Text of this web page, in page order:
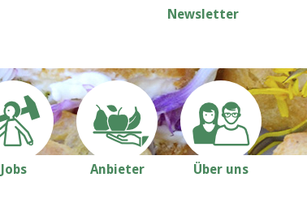
Newsletter
Jobs Anbieter Über uns